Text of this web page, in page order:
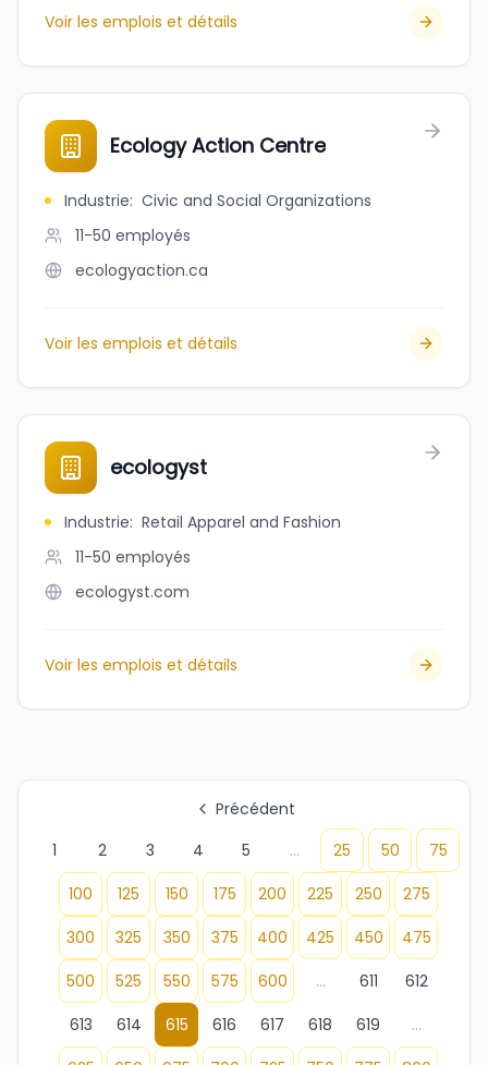
Voir les emplois et détails
Ecology Action Centre
Industrie: Civic and Social Organizations
11-50 employés
ecologyaction.ca
Voir les emplois et détails
ecologyst
Industrie: Retail Apparel and Fashion
11-50 employés
ecologyst.com
Voir les emplois et détails
Précédent
1
2 3 4 5 ... 25 50
75
100
125 150 175 200 225 250
275
300
325 350 375 400 425 450
475
500
525 550 575 600 ... 611
612
613
614 615 616 617 618 619
...